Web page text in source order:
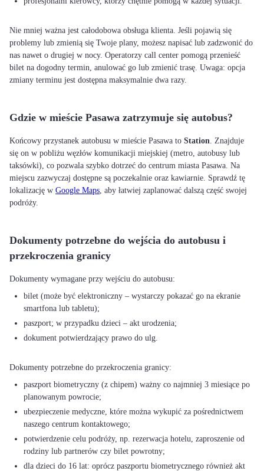
Nie mniej ważna jest całodobowa obsługa klienta. Jeśli pojawią się
problemy lub zmienią się Twoje plany, możesz napisać lub zadzwonić do
nas nawet o drugiej w nocy. Operatorzy call center pomogą przenieść
bilet na dogodny termin, anulować go lub zmienić trasę. Uwaga: opcja
zmiany terminu jest dostępna maksymalnie dwa razy.
Gdzie w mieście Pasawa zatrzymuje się autobus?
Końcowy przystanek autobusu w mieście Pasawa to Station. Znajduje
się on w pobliżu węzłów komunikacji miejskiej (metro, autobusy lub
taksówki), co pozwala szybko dotrzeć do centrum miasta Pasawa. Na
miejscu zazwyczaj dostępne są poczekalnie oraz kawiarnie. Sprawdź tę
lokalizację w Google Maps, aby łatwiej zaplanować dalszą część swojej
podróży.
Dokumenty potrzebne do wejścia do autobusu i
przekroczenia granicy
bilet (może być elektroniczny – wystarczy pokazać go na ekranie
smartfona lub tabletu);
paszport; w przypadku dzieci – akt urodzenia;
dokument potwierdzający prawo do ulg.
paszport biometryczny (z chipem) ważny co najmniej 3 miesiące po
planowanym powrocie;
ubezpieczenie medyczne, które można wykupić za pośrednictwem
naszego centrum kontaktowego;
potwierdzenie celu podróży, np. rezerwacja hotelu, zaproszenie od
rodziny lub partnerów czy bilet powrotny;
dla dzieci do 16 lat: oprócz paszportu biometrycznego również akt